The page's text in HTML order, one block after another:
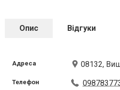
Опис Відгуки
Адреса 08132,
Телефон